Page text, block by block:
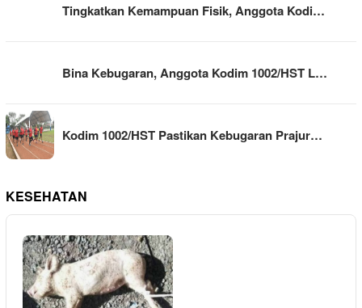
Tingkatkan Kemampuan Fisik, Anggota Kodi…
Bina Kebugaran, Anggota Kodim 1002/HST L…
Kodim 1002/HST Pastikan Kebugaran Prajur…
KESEHATAN